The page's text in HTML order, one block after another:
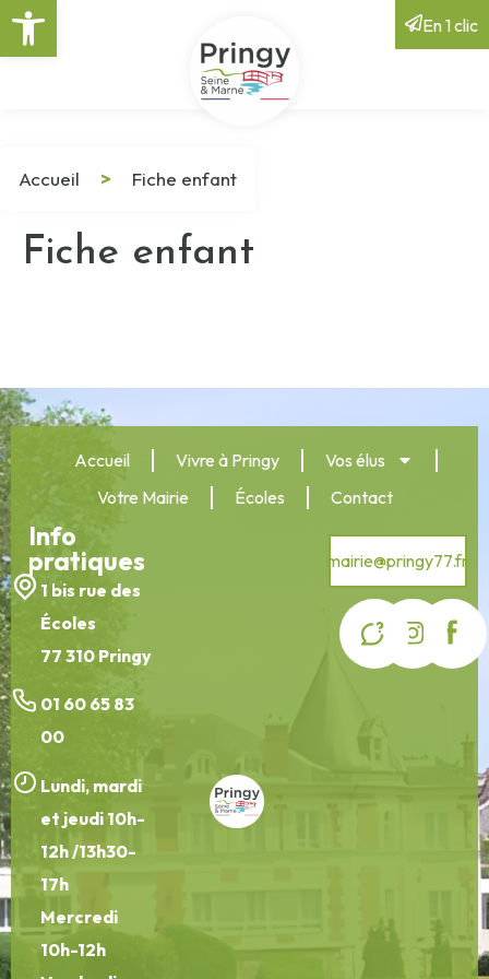
Ouvrir la barre d’outils En 1 clic
Accueil > Fiche enfant
Fiche enfant
Accueil Vivre à Pringy
Vos élus
Votre Mairie
Écoles Contact
Info
pratiques
1 bis rue des
Écoles
77 310 Pringy
01 60 65 83
00
Lundi, mardi
et jeudi 10h-
12h /13h30-
17h
Mercredi
10h-12h
mairie@pringy77.fr